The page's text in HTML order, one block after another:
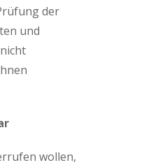
der
und
wollen,